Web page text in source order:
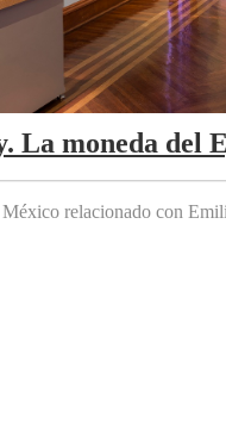
La moneda del
relacionado con